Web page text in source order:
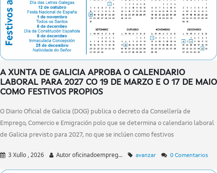
A XUNTA DE GALICIA APROBA O CALENDARIO
LABORAL PARA 2027 CO 19 DE MARZO E O 17 DE MAIO
COMO FESTIVOS PROPIOS
O Diario Oficial de Galicia (DOG) publica o decreto da Consellería de
Emprego, Comercio e Emigración polo que se determina o calendario laboral
de Galicia previsto para 2027, no que se inclúen como festivos
3 Xullo , 2026 Autoroficinadoempreg... avanzar 0 Comentarios